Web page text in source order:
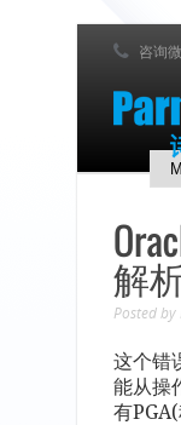
咨询
7 x 24 在
解
Posted by
这个错
能从操
有